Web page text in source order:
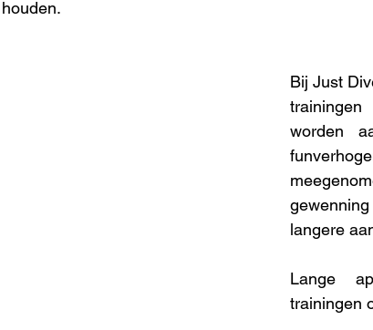
houden.
Bij Just
worden
langere
Lange
trainingen